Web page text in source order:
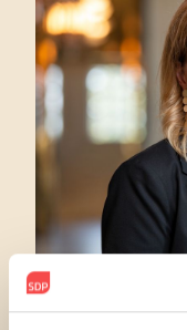
7.8.2026